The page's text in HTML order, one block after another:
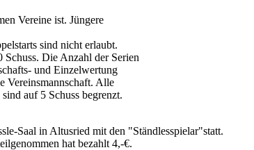
Vereine ist. Jüngere
sind nicht erlaubt.
Schuss. Die Anzahl der Serien
und Einzelwertung
Vereinsmannschaft. Alle
auf 5 Schuss begrenzt.
Saal in Altusried mit den "Ständlesspielar"statt.
hat bezahlt 4,-€.